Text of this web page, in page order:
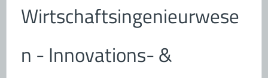
Wirtschaftsingenieurwese
n - Innovations- &